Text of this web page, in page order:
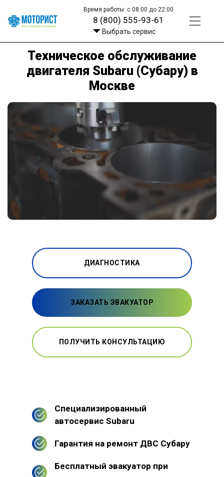
Время работы: с 08:00 до 22:00
8 (800) 555-93-61
Выбрать сервис
Техническое обслуживание
двигателя Subaru (Субару) в
Москве
ДИАГНОСТИКА
ЗАКАЗАТЬ ЭВАКУАТОР
ПОЛУЧИТЬ КОНСУЛЬТАЦИЮ
Специализированный
автосервис Subaru
Гарантия на ремонт ДВС Субару
Бесплатный эвакуатор при